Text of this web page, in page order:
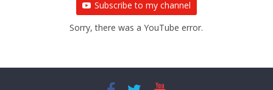
Subscribe to my channel
Sorry, there was a YouTube error.